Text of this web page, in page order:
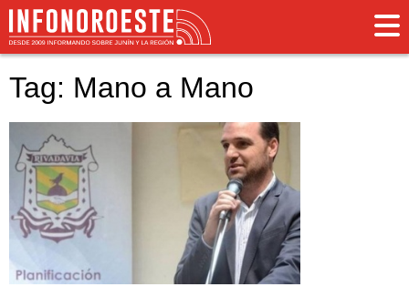
Tag: Mano a Mano